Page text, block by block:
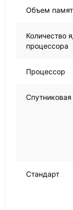
Объем
Количество
процессора
Процессор
Спутниковая
Стандарт